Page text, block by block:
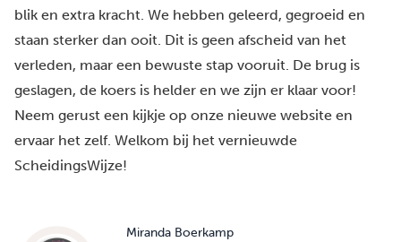
blik en extra kracht. We hebben geleerd, gegroeid en
staan sterker dan ooit. Dit is geen afscheid van het
verleden, maar een bewuste stap vooruit. De brug is
geslagen, de koers is helder en we zijn er klaar voor!
Neem gerust een kijkje op onze nieuwe website en
ervaar het zelf. Welkom bij het vernieuwde
ScheidingsWijze!
Miranda Boerkamp